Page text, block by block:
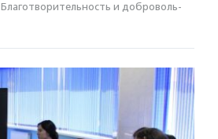
Благотвори­тель­ность и доброволь­